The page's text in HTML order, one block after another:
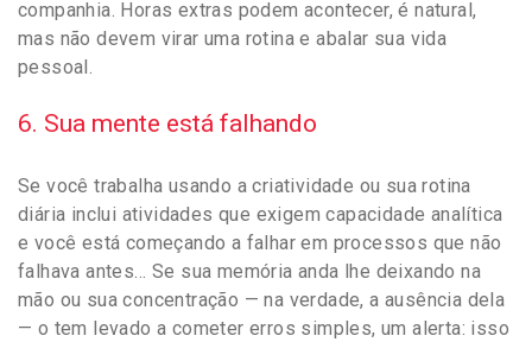
companhia. Horas extras podem acontecer, é natural,
mas não devem virar uma rotina e abalar sua vida
pessoal.
6. Sua mente está falhando
Se você trabalha usando a criatividade ou sua rotina
diária inclui atividades que exigem capacidade analítica
e você está começando a falhar em processos que não
falhava antes… Se sua memória anda lhe deixando na
mão ou sua concentração — na verdade, a ausência dela
— o tem levado a cometer erros simples, um alerta: isso